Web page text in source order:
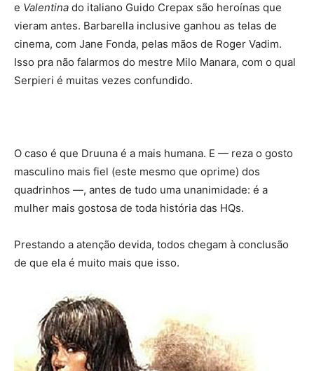
e Valentina do italiano Guido Crepax são heroínas que
vieram antes. Barbarella inclusive ganhou as telas de
cinema, com Jane Fonda, pelas mãos de Roger Vadim.
Isso pra não falarmos do mestre Milo Manara, com o qual
Serpieri é muitas vezes confundido.
O caso é que Druuna é a mais humana. E — reza o gosto
masculino mais fiel (este mesmo que oprime) dos
quadrinhos —, antes de tudo uma unanimidade: é a
mulher mais gostosa de toda história das HQs.
Prestando a atenção devida, todos chegam à conclusão
de que ela é muito mais que isso.